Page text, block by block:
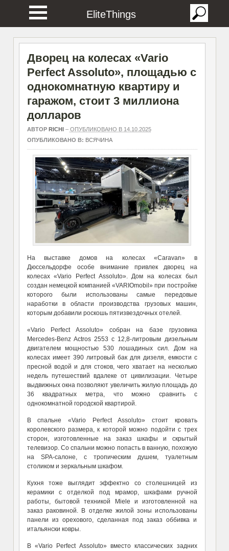
EliteThings
Дворец на колесах «Vario
Perfect Assoluto», площадью с
однокомнатную квартиру и
гаражом, стоит 3 миллиона
долларов
АВТОР RICHI– ОПУБЛИКОВАНО В 14.10.2025
ОПУБЛИКОВАНО В: ВСЯЧИНА
На выставке домов на колесах «Caravan» в
Дюссельдорфе особе внимание привлек дворец на
колесах «Vario Perfect Assoluto». Дом на колесах был
создан немецкой компанией «VARIOmobil» при постройке
которого были использованы самые передовые
наработки в области производства грузовых машин,
которым добавили роскошь пятизвездочных отелей.
«Vario Perfect Assoluto» собран на базе грузовика
Mercedes-Benz Actros 2553с 12,8-литровым дизельным
двигателем мощностью 530 лошадиных сил. Дом на
колесах имеет 390 литровый бак для дизеля, емкости с
пресной водой и для стоков, чего хватает на несколько
недель путешествий вдалеке от цивилизации. Четыре
выдвижных окна позволяют увеличить жилую площадь до
36 квадратных метра, что можно сравнить с
однокомнатной городской квартирой.
В спальне «Vario Perfect Assoluto» стоит кровать
королевского размера, к которой можно подойти с трех
сторон, изготовленные на заказ шкафы и скрытый
телевизор. Со спальни можно попасть в ванную, похожую
на SPA-салоне, с тропическим душем, туалетным
столиком и зеркальным шкафом.
Кухня тоже выглядит эффектно со столешницей из
керамики с отделкой под мрамор, шкафами ручной
работы, бытовой техникой Miele и изготовленной на
заказ раковиной. В отделке жилой зоны использованы
панели из орехового, сделанная под заказ оббивка и
итальянски ковры.
В «Vario Perfect Assoluto» вместо классических задних